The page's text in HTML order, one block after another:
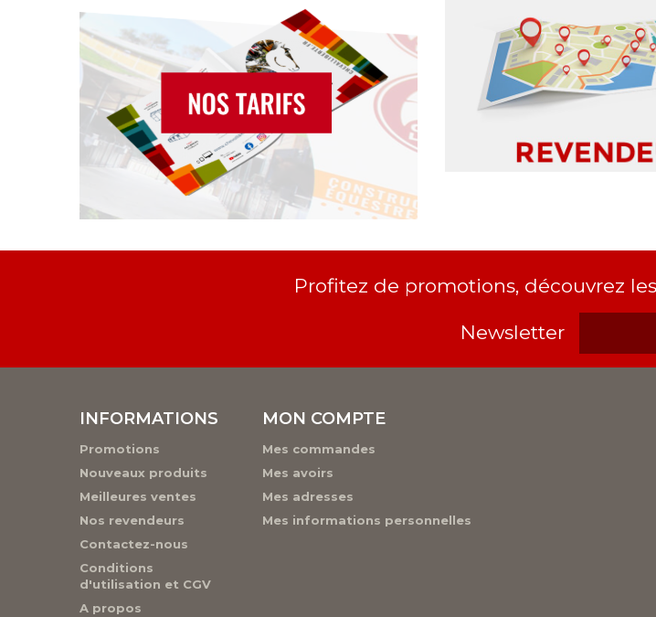
Profitez de promotions, découvrez
Newsletter
INFORMATIONS
Promotions
Nouveaux produits
Meilleures ventes
Nos revendeurs
Contactez-nous
Conditions
d'utilisation et CGV
A propos
MON COMPTE
Mes commandes
Mes avoirs
Mes adresses
Mes informations personnelles